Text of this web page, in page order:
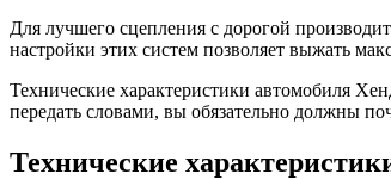
Для лучшего сцепления с дорогой
настройки этих систем позволяет выжать
Технические характеристики автомобиля
передать словами, вы обязательно должны
Технические